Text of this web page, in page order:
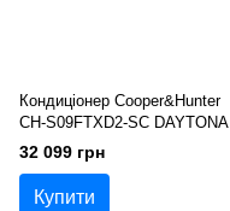
Кондиціонер Cooper&Hunter
CH-S09FTXD2-SC DAYTONA
32 099 грн
Купити